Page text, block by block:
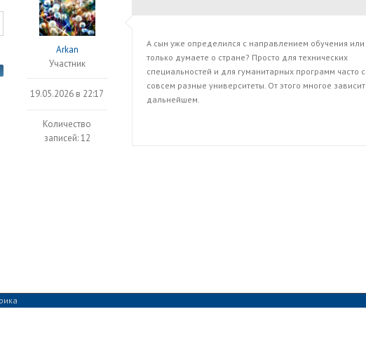
Arkan
Участник
19.05.2026 в 22:17
Количество
записей: 12
А сын уже определился с направлением обучения или
только думаете о стране? Просто для технических
специальностей и для гуманитарных программ часто
совсем разные университеты. От этого многое
дальнейшем.